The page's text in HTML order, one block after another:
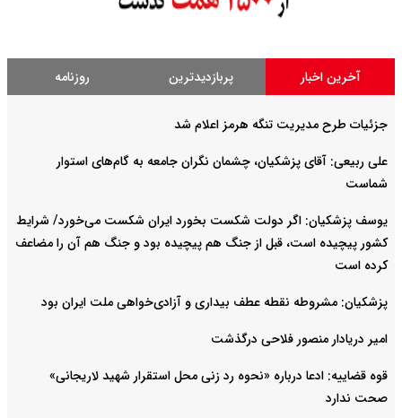
آخرین اخبار پربازدیدترین روزنامه
جزئیات طرح مدیریت تنگه هرمز اعلام شد
علی ربیعی: آقای پزشکیان، چشمان نگران جامعه به گام‌های استوار
شماست
یوسف پزشکیان: اگر دولت شکست بخورد ایران شکست می‌خورد/ شرایط
کشور پیچیده است، قبل از جنگ هم پیچیده بود و جنگ هم آن را مضاعف‌
کرده است
پزشکیان: مشروطه نقطه عطف بیداری و آزادی‌خواهی ملت ایران بود
امیر دریادار منصور فلاحی درگذشت
قوه قضاییه: ادعا درباره «نحوه رد زنی محل استقرار شهید لاریجانی»
صحت ندارد